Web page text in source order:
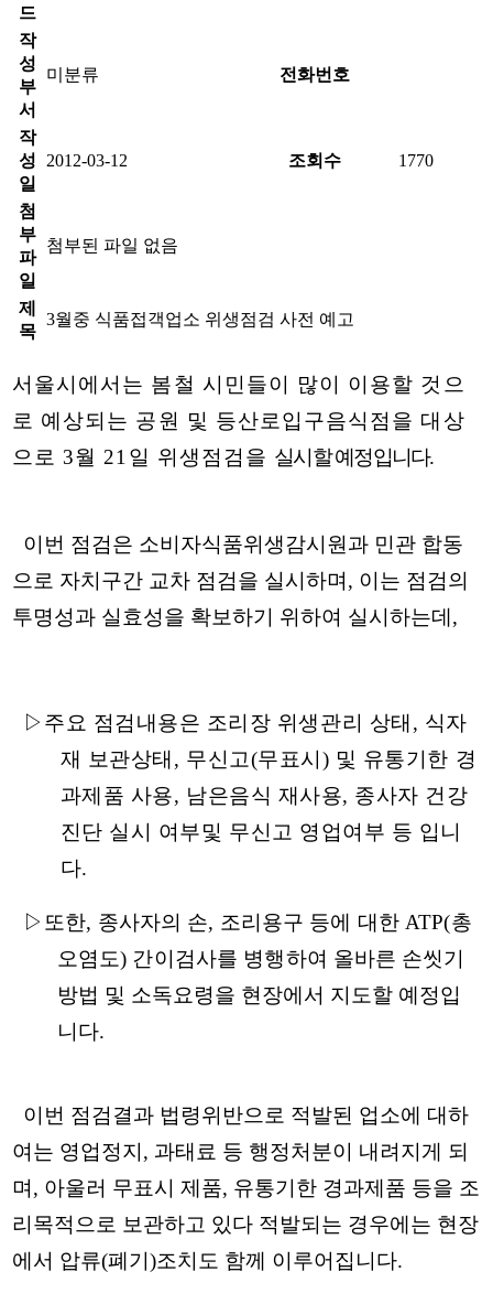
드
작
성
부
서
미분류 전화번호
작
성
일
2012-03-12 조회수 1770
첨
부
파
일
첨부된 파일 없음
제
목
3월중 식품접객업소 위생점검 사전 예고
서울시에서는 봄철 시민들이 많이 이용할 것으
로 예상되는 공원 및 등산로입구음식점을 대상
으로 3월 21일 위생점검을 실시할 예정입니다.
이번 점검은 소비자식품위생감시원과 민관 합동
으로 자치구간 교차 점검을 실시하며, 이는 점검의
투명성과 실효성을 확보하기 위하여 실시하는데,
▷주요 점검내용은 조리장 위생관리 상태, 식자
재 보관상태, 무신고(무표시) 및 유통기한 경
과제품 사용, 남은음식 재사용, 종사자 건강
진단 실시 여부및 무신고 영업여부 등 입니
다.
▷ 또한, 종사자의 손, 조리용구 등에 대한 ATP(총
오염도) 간이검사를 병행하여 올바른 손씻기
방법 및 소독요령을 현장에서 지도할 예정입
니다.
이번 점검결과 법령위반으로 적발된 업소에 대하
여는 영업정지, 과태료 등 행정처분이 내려지게 되
며, 아울러 무표시 제품, 유통기한 경과제품 등을 조
리목적으로 보관하고 있다 적발되는 경우에는 현장
에서 압류(폐기)조치도 함께 이루어집니다.